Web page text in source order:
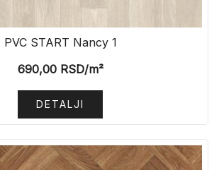
PVC START Nancy 1
690,00RSD/m²
DETALJI